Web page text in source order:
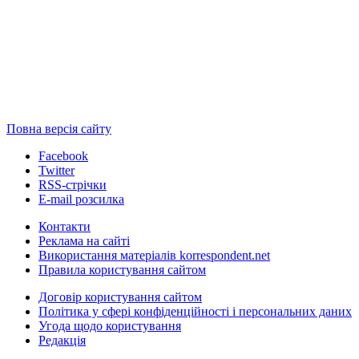
Повна версія сайту
Facebook
Twitter
RSS-стрічки
E-mail розсилка
Контакти
Реклама на сайті
Використання матеріалів korrespondent.net
Правила користування сайтом
Договір користування сайтом
Політика у сфері конфіденційності і персональних даних
Угода щодо користування
Редакція